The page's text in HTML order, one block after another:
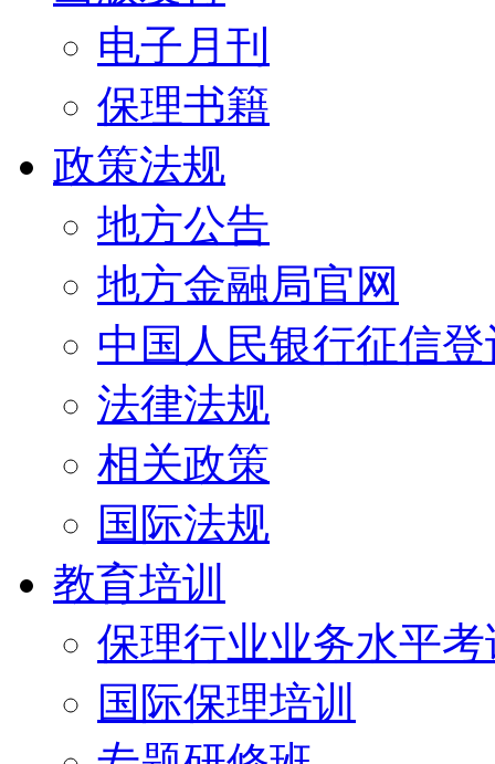
电子月刊
保理书籍
政策法规
地方公告
地方金融局官网
中国人民银行征信
法律法规
相关政策
国际法规
教育培训
保理行业业务水平
国际保理培训